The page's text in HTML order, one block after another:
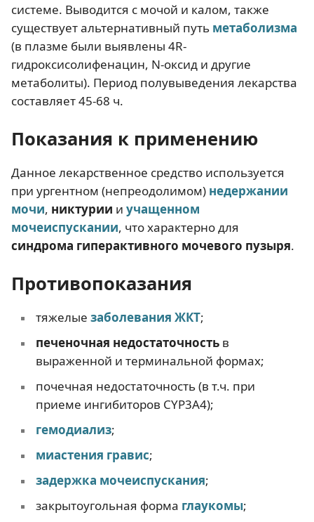
системе. Выводится с мочой и калом, также
существует альтернативный путь метаболизма
(в плазме были выявлены 4R-
гидроксисолифенацин, N-оксид и другие
метаболиты). Период полувыведения лекарства
составляет 45-68 ч.
Показания к применению
Данное лекарственное средство используется
при ургентном (непреодолимом) недержании
мочи, никтурии и учащенном
мочеиспускании, что характерно для
синдрома гиперактивного мочевого пузыря.
Противопоказания
тяжелые заболевания ЖКТ;
печеночная недостаточностьв
выраженной и терминальной формах;
почечная недостаточность (в т.ч. при
приеме ингибиторов CYP3A4);
гемодиализ;
миастения гравис;
задержка мочеиспускания;
закрытоугольная форма глаукомы;